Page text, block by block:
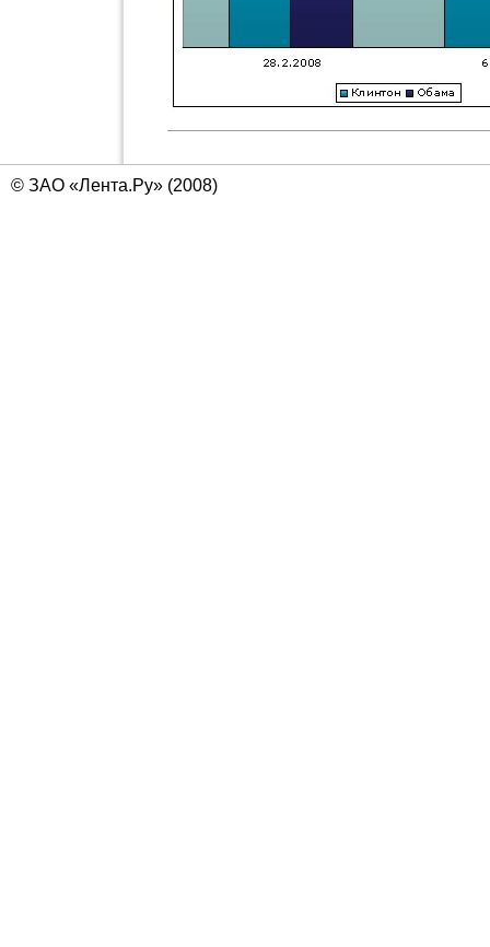
© ЗАО «Лента.Ру» (2008)